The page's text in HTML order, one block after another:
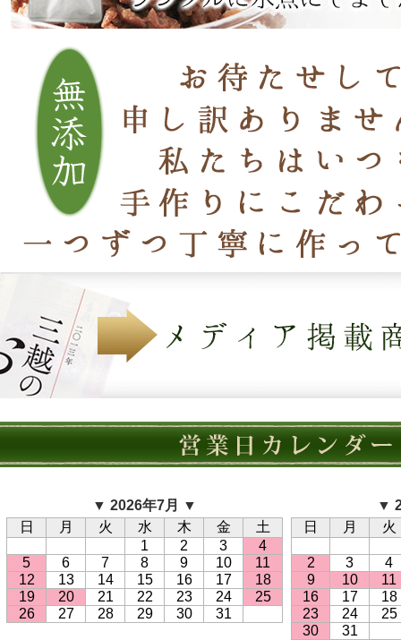
▼ 2026年7月 ▼
日
月 火 水 木 金
土
1
2 3
4
5
6 7 8 9 10
11
12
13 14 15 16 17
18
19
20 21 22 23 24
25
26
27 28 29 30 31
▼
日
月 火
2 3
4
9
10
11
16
17
18
23
24
25
30
31